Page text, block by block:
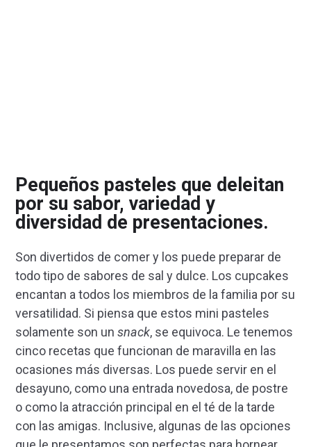
Pequeños pasteles que deleitan
por su sabor, variedad y
diversidad de presentaciones.
Son divertidos de comer y los puede preparar de
todo tipo de sabores de sal y dulce. Los cupcakes
encantan a todos los miembros de la familia por su
versatilidad. Si piensa que estos mini pasteles
solamente son un snack, se equivoca. Le tenemos
cinco recetas que funcionan de maravilla en las
ocasiones más diversas. Los puede servir en el
desayuno, como una entrada novedosa, de postre
o como la atracción principal en el té de la tarde
con las amigas. Inclusive, algunas de las opciones